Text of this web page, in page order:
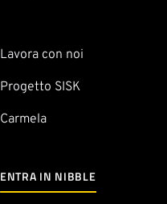
Lavora con noi
Progetto SISK
Carmela
ENTRA IN NIBBLE